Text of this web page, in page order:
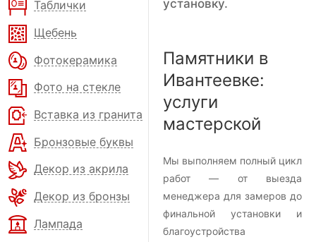
Таблички
Щебень
Фотокерамика
Фото на стекле
Вставка из гранита
Бронзовые буквы
Декор из акрила
Декор из бронзы
Лампада
установку.
Памятники в
Ивантеевке:
услуги
мастерской
Мы выполняем полный цикл
работ — от выезда
менеджера для замеров до
финальной установки и
благоустройства